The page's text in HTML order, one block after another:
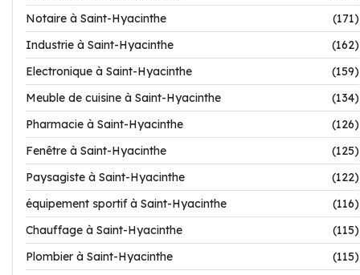
Notaire à Saint-Hyacinthe
(171)
Industrie à Saint-Hyacinthe
(162)
Electronique à Saint-Hyacinthe
(159)
Meuble de cuisine à Saint-Hyacinthe
(134)
Pharmacie à Saint-Hyacinthe
(126)
Fenêtre à Saint-Hyacinthe
(125)
Paysagiste à Saint-Hyacinthe
(122)
équipement sportif à Saint-Hyacinthe
(116)
Chauffage à Saint-Hyacinthe
(115)
Plombier à Saint-Hyacinthe
(115)